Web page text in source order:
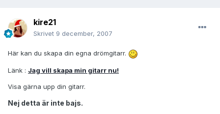
kire21
Skrivet 9 december, 2007
Här kan du skapa din egna drömgitarr.
Länk : Jag vill skapa min gitarr nu!
Visa gärna upp din gitarr.
Nej detta är inte bajs.